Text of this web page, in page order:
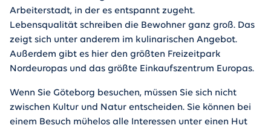
Arbeiterstadt, in der es entspannt zugeht.
Lebensqualität schreiben die Bewohner ganz groß. Das
zeigt sich unter anderem im kulinarischen Angebot.
Außerdem gibt es hier den größten Freizeitpark
Nordeuropas und das größte Einkaufszentrum Europas.
Wenn Sie Göteborg besuchen, müssen Sie sich nicht
zwischen Kultur und Natur entscheiden. Sie können bei
einem Besuch mühelos alle Interessen unter einen Hut